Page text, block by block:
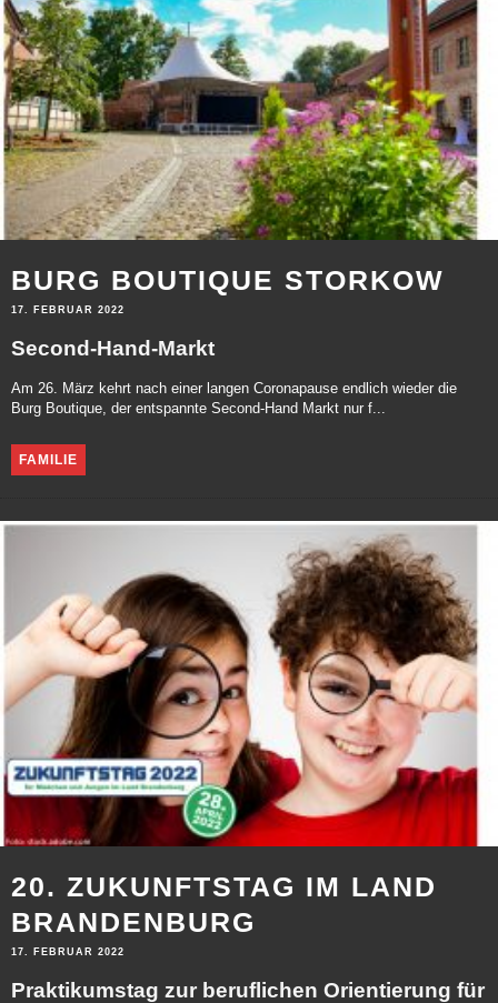
BURG BOUTIQUE STORKOW
17. FEBRUAR 2022
Second-Hand-Markt
Am 26. März kehrt nach einer langen Coronapause endlich wieder die
Burg Boutique, der entspannte Second-Hand Markt nur f...
FAMILIE
20. ZUKUNFTSTAG IM LAND
BRANDENBURG
17. FEBRUAR 2022
Praktikumstag zur beruflichen Orientierung für